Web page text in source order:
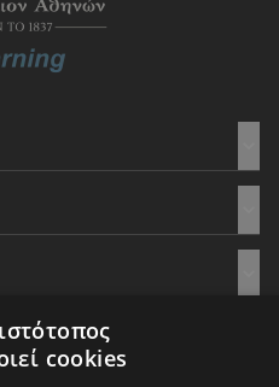
cookies